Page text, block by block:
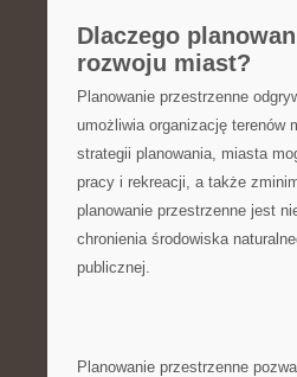
Dlaczego
rozwoju‌ miast?
Planowanie przestrzenne​
umożliwia ​organizację terenów
strategii planowania, miasta
pracy ⁣i ‌rekreacji,​ a także
planowanie przestrzenne jest
‌chronienia środowiska
publicznej.
Planowanie przestrzenne